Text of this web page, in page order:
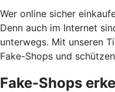
Wer online sicher
Denn auch im Internet
unterwegs. Mit unseren
Fake-Shops und
Fake-Shops